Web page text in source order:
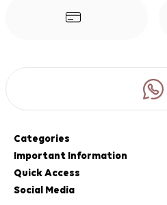
Categories
Important Information
Quick Access
Social Media